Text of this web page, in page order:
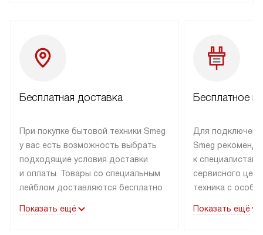
Бесплатная доставка
При покупке бытовой техники Smeg
у вас есть возможность выбрать
подходящие условия доставки
и оплаты. Товары со специальным
лейблом доставляются бесплатно
до подъезда. Доставка за пределы
Показать ещё
Бесплатное
Для
Smeg
к специалистам
сервисного
техника с
коммуникациям.
Показать ещё